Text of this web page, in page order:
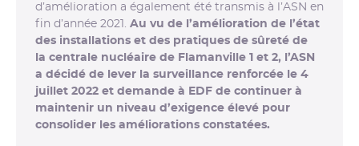
d’amélioration a également été transmis à l’ASN en
fin d’année 2021. Au vu de l’amélioration de l’état
des installations et des pratiques de sûreté de
la centrale nucléaire de Flamanville 1 et 2, l’ASN
a décidé de lever la surveillance renforcée le 4
juillet 2022 et demande à EDF de continuer à
maintenir un niveau d’exigence élevé pour
consolider les améliorations constatées.